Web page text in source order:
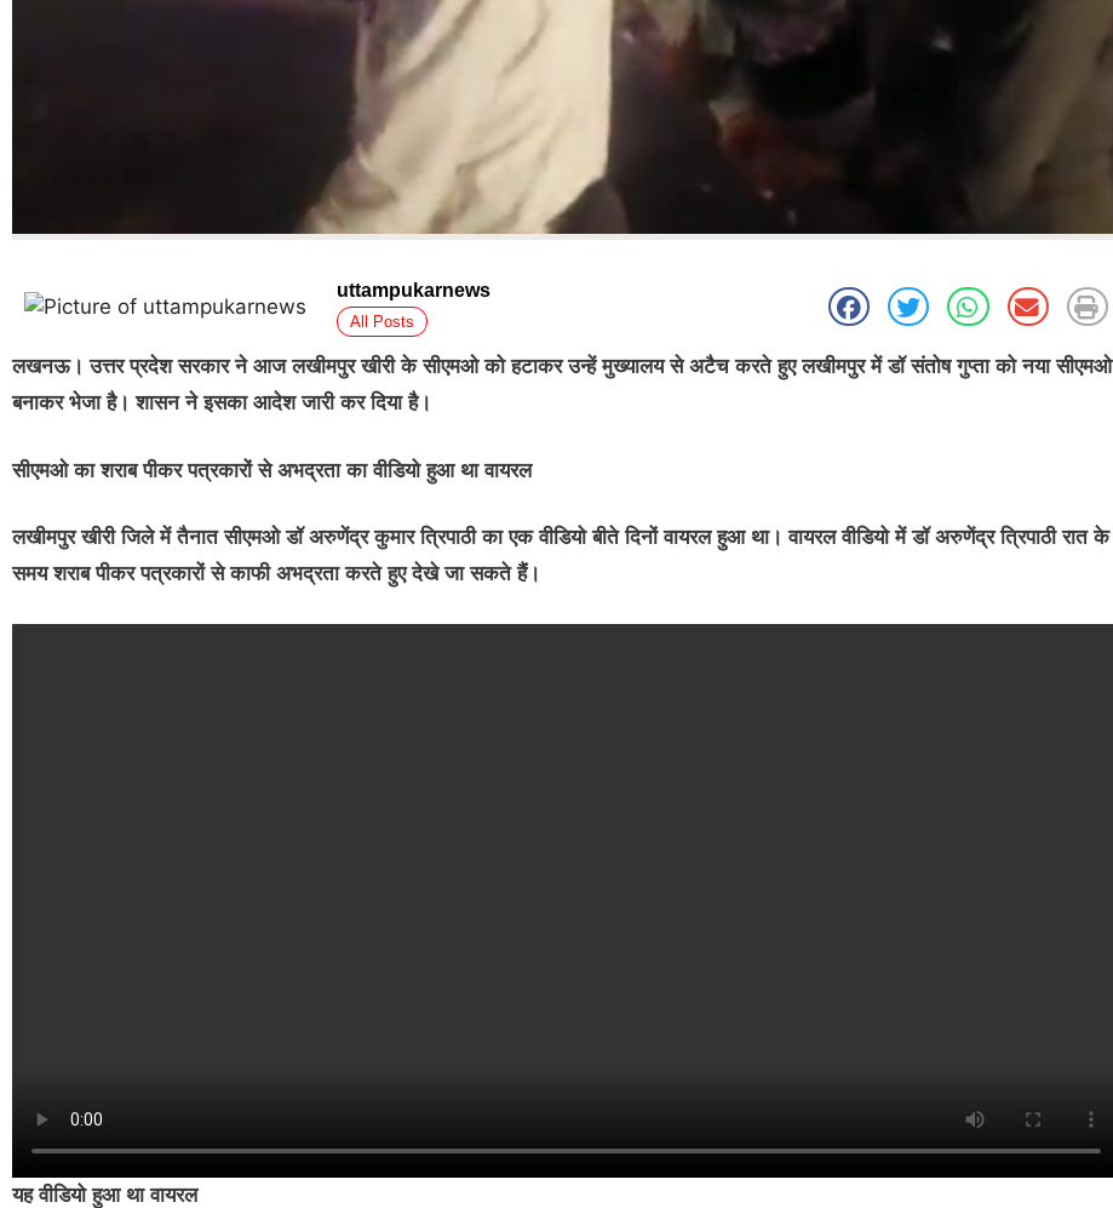
uttampukarnews
All Posts
लखनऊ। उत्तर प्रदेश सरकार ने आज लखीमपुर खीरी के सीएमओ को हटाकर उन्हें मुख्यालय से अटैच करते हुए लखीमपुर में डॉ संतोष गुप्ता को नया सीएमओ
बनाकर भेजा है। शासन ने इसका आदेश जारी कर दिया है।
सीएमओ का शराब पीकर पत्रकारों से अभद्रता का वीडियो हुआ था वायरल
लखीमपुर खीरी जिले में तैनात सीएमओ डॉ अरुणेंद्र कुमार त्रिपाठी का एक वीडियो बीते दिनों वायरल हुआ था। वायरल वीडियो में डॉ अरुणेंद्र त्रिपाठी रात के
समय शराब पीकर पत्रकारों से काफी अभद्रता करते हुए देखे जा सकते हैं।
यह वीडियो हुआ था वायरल